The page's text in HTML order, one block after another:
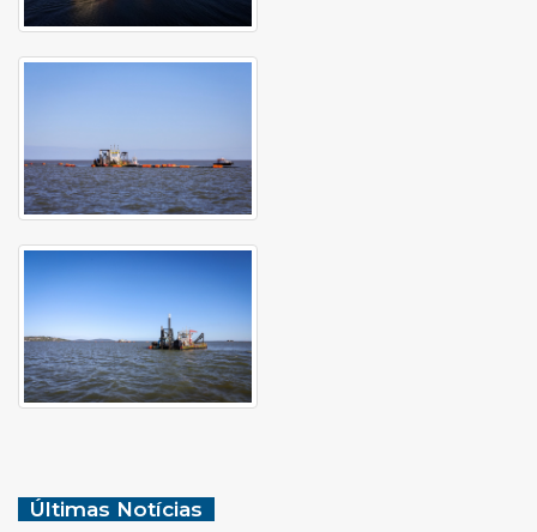
Últimas Notícias